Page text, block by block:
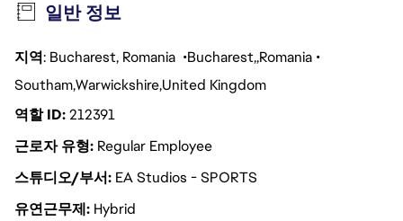
일반 정보
지역: Bucharest, Romania Bucharest Romania
SouthamWarwickshireUnited Kingdom
역할 ID212391
근로자 유형 Regular Employee
스튜디오/부서 EA Studios - SPORTS
유연근무제 Hybrid